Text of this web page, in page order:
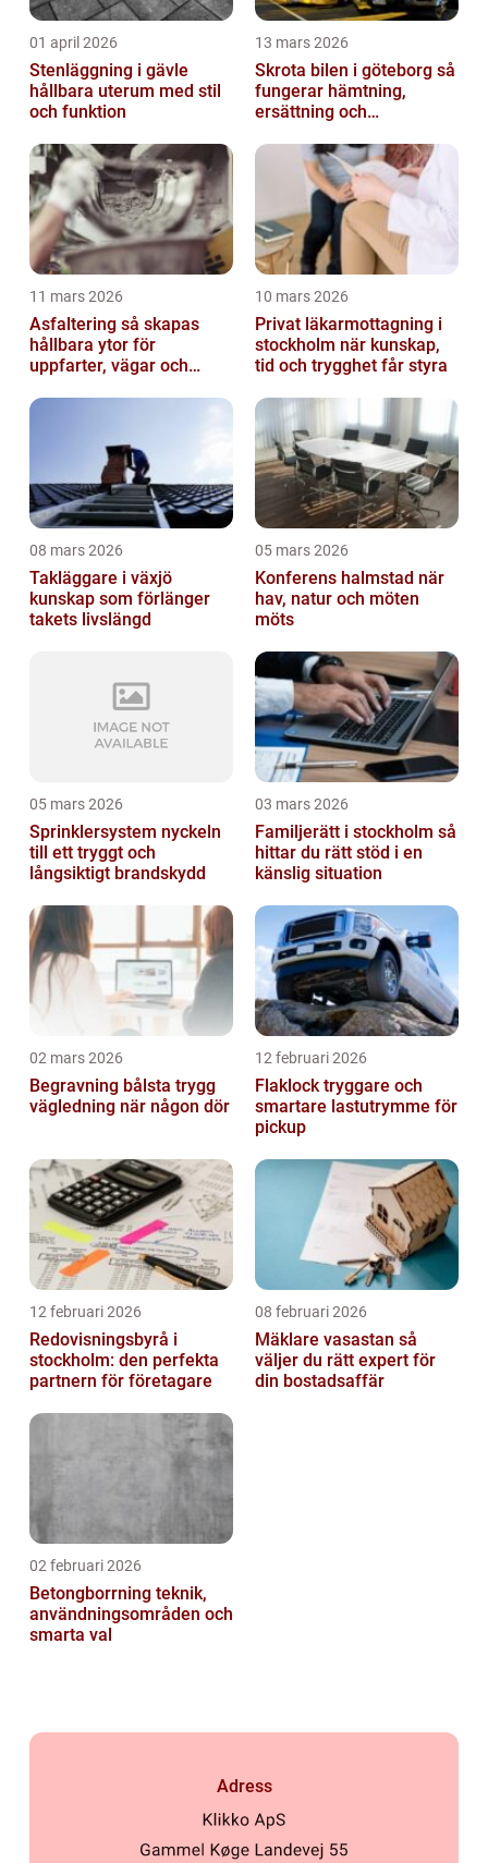
01 april 2026
Stenläggning i gävle
hållbara uterum med stil
och funktion
13 mars 2026
Skrota bilen i göteborg så
fungerar hämtning,
ersättning och
11 mars 2026
Asfaltering så skapas
hållbara ytor för
uppfarter, vägar och
10 mars 2026
Privat läkarmottagning i
stockholm när kunskap,
tid och trygghet får styra
08 mars 2026
Takläggare i växjö
kunskap som förlänger
takets livslängd
05 mars 2026
Konferens halmstad när
hav, natur och möten
möts
05 mars 2026
Sprinklersystem nyckeln
till ett tryggt och
långsiktigt brandskydd
03 mars 2026
Familjerätt i stockholm så
hittar du rätt stöd i en
känslig situation
02 mars 2026
Begravning bålsta trygg
vägledning när någon dör
12 februari 2026
Flaklock tryggare och
smartare lastutrymme för
pickup
12 februari 2026
Redovisningsbyrå i
stockholm: den perfekta
partnern för företagare
08 februari 2026
Mäklare vasastan så
väljer du rätt expert för
din bostadsaffär
02 februari 2026
Betongborrning teknik,
användningsområden och
smarta val
Adress